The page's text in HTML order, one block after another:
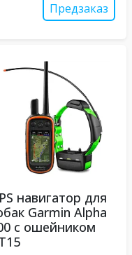
Предзаказ
навигатор для
Garmin Alpha
с ошейником